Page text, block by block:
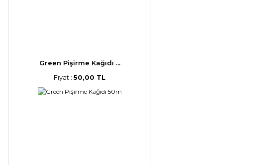
Green Pişirme Kağıdı ...
Fiyat : 50,00 TL